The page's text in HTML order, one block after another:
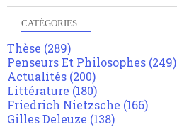
CATÉGORIES
Thèse (289)
Penseurs Et Philosophes (249)
Actualités (200)
Littérature (180)
Friedrich Nietzsche (166)
Gilles Deleuze (138)